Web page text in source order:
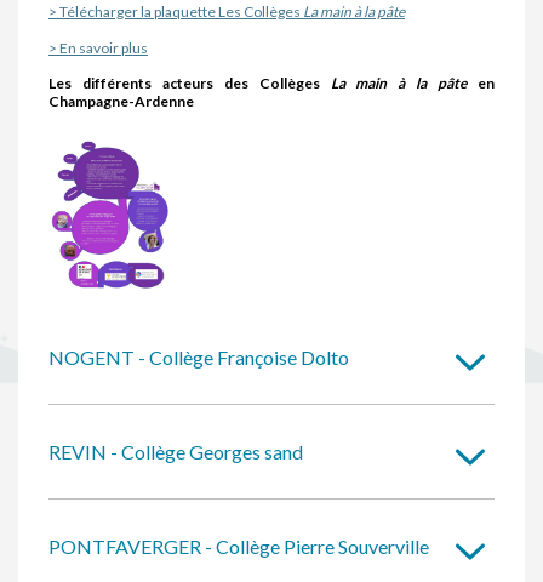
> Télécharger la plaquette Les Collèges La main à la pâte
> En savoir plus
Les différents acteurs des Collèges La main à la pâteen
Champagne-Ardenne
NOGENT - Collège Françoise Dolto
REVIN - Collège Georges sand
PONTFAVERGER - Collège Pierre Souverville